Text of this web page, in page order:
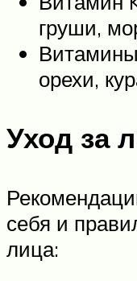
груши,
орехи,
Уход за
себя и
лица: